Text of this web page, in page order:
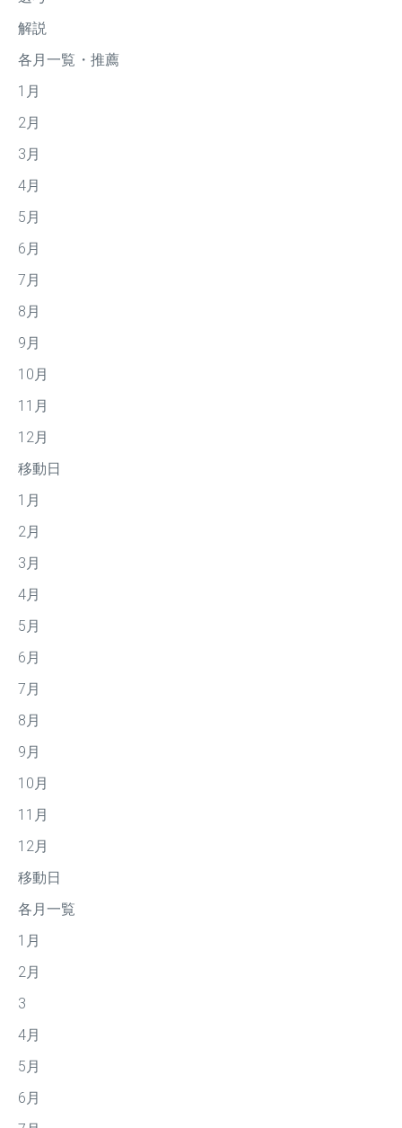
解説
各月一覧・推薦
1月
2月
3月
4月
5月
6月
7月
8月
9月
10月
11月
12月
移動日
1月
2月
3月
4月
5月
6月
7月
8月
9月
10月
11月
12月
移動日
各月一覧
1月
2月
3
4月
5月
6月